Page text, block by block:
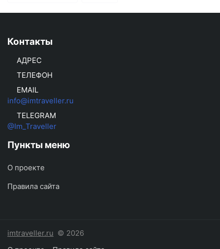
Контакты
АДРЕС
ТЕЛЕФОН
EMAIL
info@imtraveller.ru
TELEGRAM
@Im_Traveller
Пункты меню
О проекте
Правила сайта
imtraveller.ru © 2026